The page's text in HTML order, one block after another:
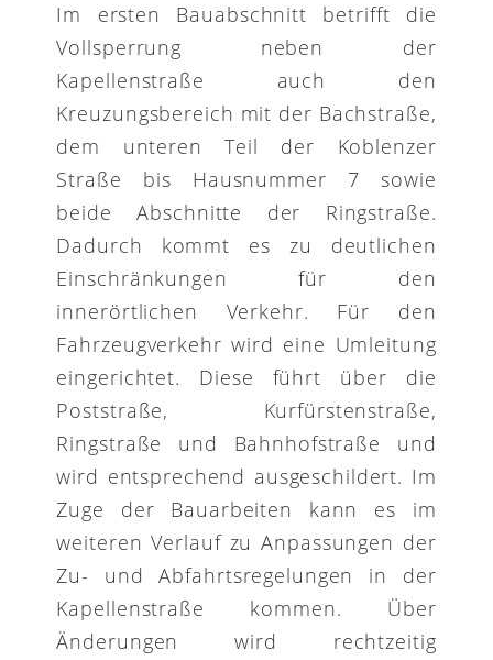
Im ersten Bauabschnitt betrifft die
Vollsperrung neben der
Kapellenstraße auch den
Kreuzungsbereich mit der Bachstraße,
dem unteren Teil der Koblenzer
Straße bis Hausnummer 7 sowie
beide Abschnitte der Ringstraße.
Dadurch kommt es zu deutlichen
Einschränkungen für den
innerörtlichen Verkehr. Für den
Fahrzeugverkehr wird eine Umleitung
eingerichtet. Diese führt über die
Poststraße, Kurfürstenstraße,
Ringstraße und Bahnhofstraße und
wird entsprechend ausgeschildert. Im
Zuge der Bauarbeiten kann es im
weiteren Verlauf zu Anpassungen der
Zu- und Abfahrtsregelungen in der
Kapellenstraße kommen. Über
Änderungen wird rechtzeitig